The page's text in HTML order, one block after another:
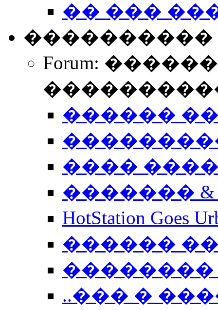
�� ���
����������
Forum:
������
����
�������
HotStation
������
��������
..��� �